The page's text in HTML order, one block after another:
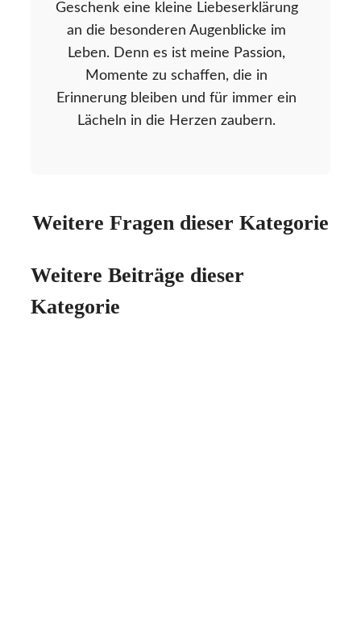
Geschenk eine kleine Liebeserklärung
an die besonderen Augenblicke im
Leben. Denn es ist meine Passion,
Momente zu schaffen, die in
Erinnerung bleiben und für immer ein
Lächeln in die Herzen zaubern.
Weitere Fragen dieser Kategorie
Weitere Beiträge dieser
Kategorie